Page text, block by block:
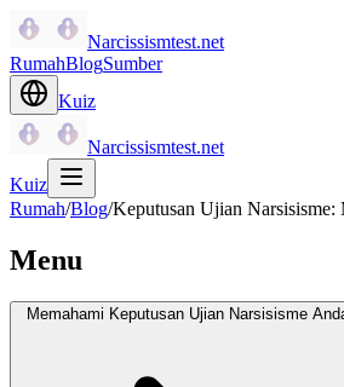
Narcissismtest.net
RumahBlogSumber
Kuiz
Narcissismtest.net
Kuiz
Rumah/Blog/Keputusan Ujian Narsisisme:
Menu
Memahami Keputusan Ujian Narsisisme